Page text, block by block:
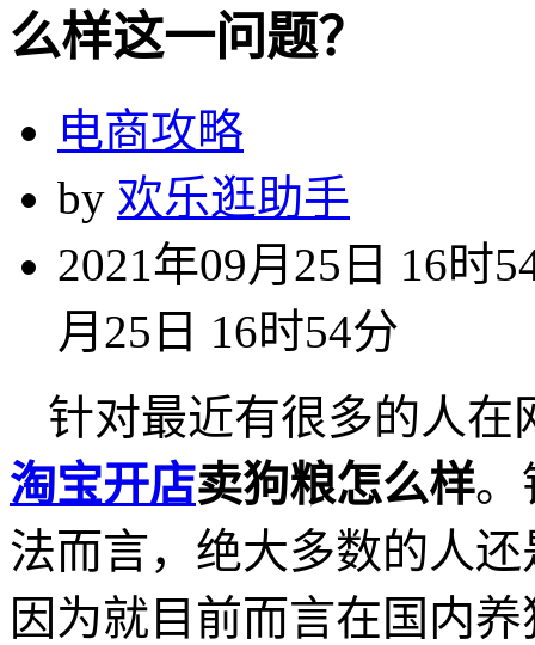
么样这一问题？
电商攻略
by 欢乐逛助手
2021年09月25日 16时
月25日 16时54分
针对最近有很多的人在
淘宝开店卖狗粮怎么样。
法而言，绝大多数的人
因为就目前而言在国内